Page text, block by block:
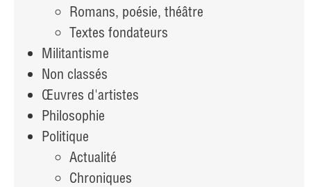
Romans, poésie, théâtre
Textes fondateurs
Militantisme
Non classés
Œuvres d'artistes
Philosophie
Politique
Actualité
Chroniques